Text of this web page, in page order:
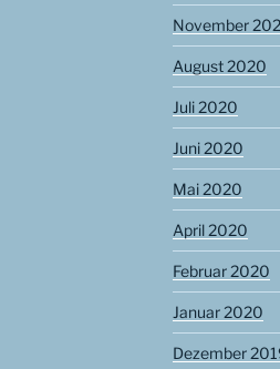
November
August 2020
Juli 2020
Juni 2020
Mai 2020
April 2020
Februar 2020
Januar 2020
Dezember